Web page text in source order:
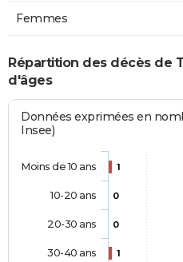
Femmes
Répartition des décès de
d'âges
Données exprimées en
Insee)
1
0
0
1
Moins de 10 ans
10-20 ans
20-30 ans
30-40 ans